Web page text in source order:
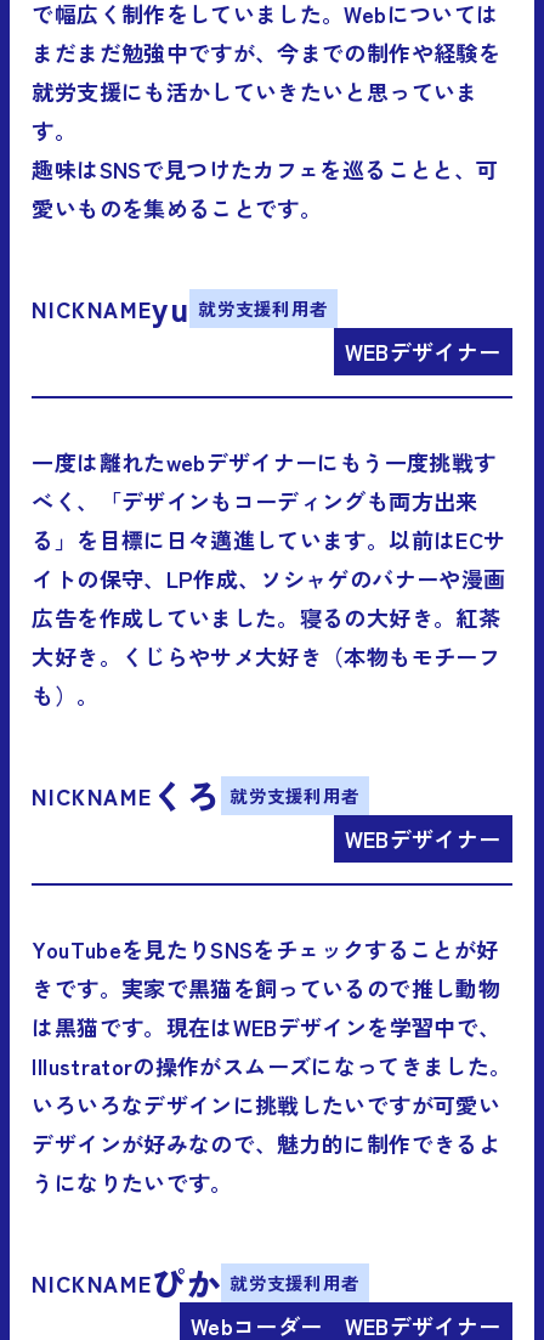
で幅広く制作をしていました。Webについては
まだまだ勉強中ですが、今までの制作や経験を
就労支援にも活かしていきたいと思っていま
す。
趣味はSNSで見つけたカフェを巡ることと、可
愛いものを集めることです。
NICKNAMEyu 就労支援利用者
WEBデザイナー
一度は離れたwebデザイナーにもう一度挑戦す
べく、「デザインもコーディングも両方出来
る」を目標に日々邁進しています。以前はECサ
イトの保守、LP作成、ソシャゲのバナーや漫画
広告を作成していました。寝るの大好き。紅茶
大好き。くじらやサメ大好き（本物もモチーフ
も）。
NICKNAME くろ 就労支援利用者
WEBデザイナー
YouTubeを見たりSNSをチェックすることが好
きです。実家で黒猫を飼っているので推し動物
は黒猫です。現在はWEBデザインを学習中で、
Illustratorの操作がスムーズになってきました。
いろいろなデザインに挑戦したいですが可愛い
デザインが好みなので、魅力的に制作できるよ
うになりたいです。
NICKNAMEぴか 就労支援利用者
Webコーダー WEBデザイナー